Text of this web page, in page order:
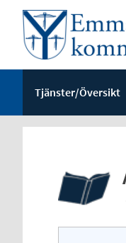
Välkommen
tjänster
kommun
Tjänster/Översikt